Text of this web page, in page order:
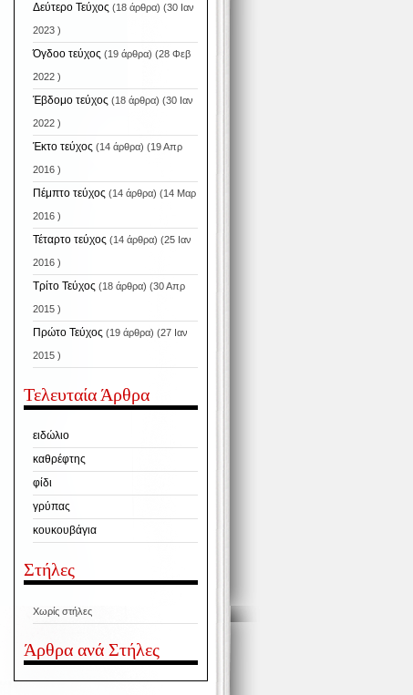
Δεύτερο Τεύχος (18 άρθρα) (30 Ιαν
2023 )
Όγδοο τεύχος (19 άρθρα) (28 Φεβ
2022 )
Έβδομο τεύχος (18 άρθρα) (30 Ιαν
2022 )
Έκτο τεύχος (14 άρθρα) (19 Απρ
2016 )
Πέμπτο τεύχος (14 άρθρα) (14 Μαρ
2016 )
Τέταρτο τεύχος (14 άρθρα) (25 Ιαν
2016 )
Τρίτο Τεύχος (18 άρθρα) (30 Απρ
2015 )
Πρώτο Τεύχος (19 άρθρα) (27 Ιαν
2015 )
Τελευταία Άρθρα
ειδώλιο
καθρέφτης
φίδι
γρύπας
κουκουβάγια
Στήλες
Χωρίς στήλες
Άρθρα ανά Στήλες